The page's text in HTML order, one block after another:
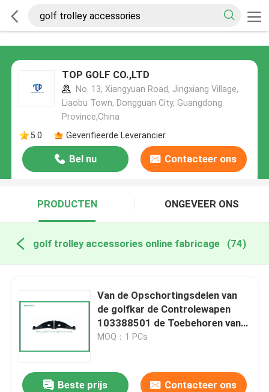
TOP GOLF CO.,LTD
No. 13, Xiangyuan Road, Jingxiang Village,
Liaobu Town, Dongguan City, Guangdong
Province,China
5.0
Geverifieerde Leverancier
Bel nu Contacteer ons
PRODUCTEN ONGEVEER ONS
golf trolley accessories online fabricage (74)
Van de Opschortingsdelen van
de golfkar de Controlewapen
103388501 de Toebehoren van
het Golfkarretje
MOQ：1 PCs
Beste prijs Contacteer ons